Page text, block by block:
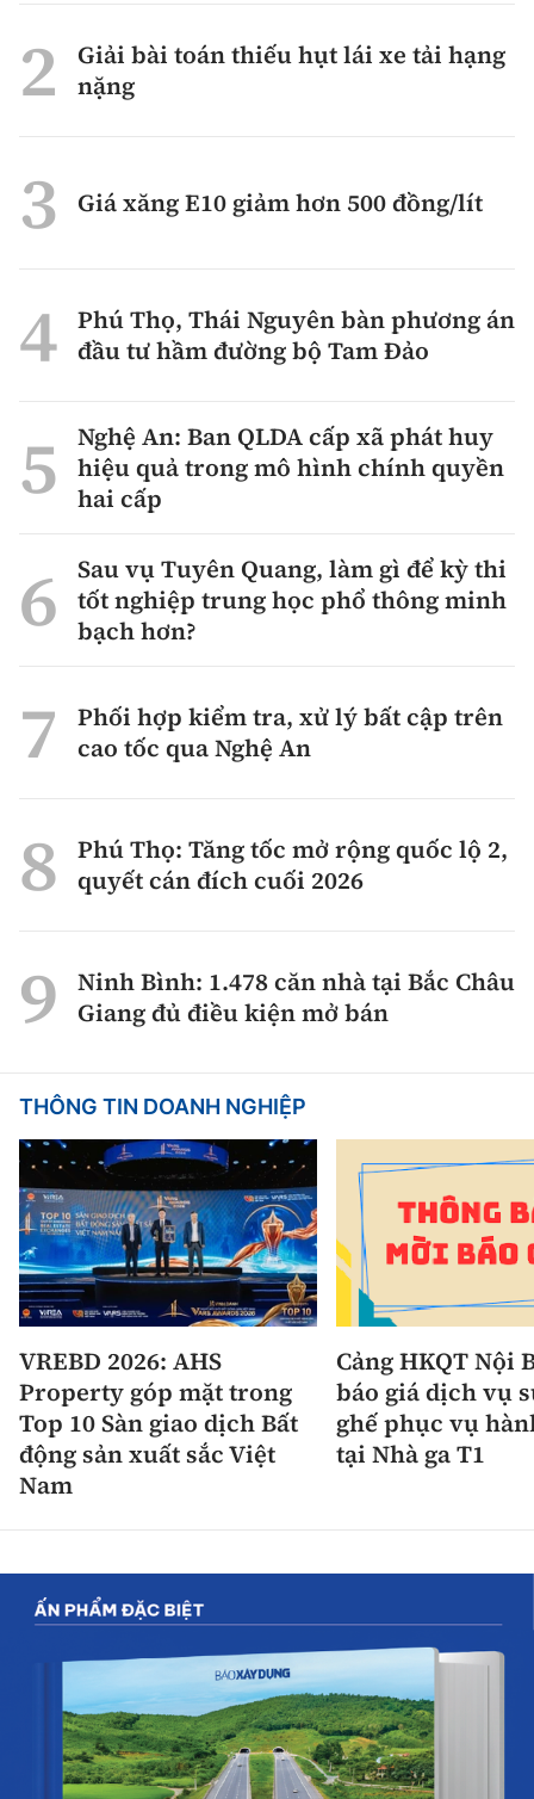
Giải bài toán thiếu hụt lái xe tải hạng
nặng
Giá xăng E10 giảm hơn 500 đồng/lít
Phú Thọ, Thái Nguyên bàn phương án
đầu tư hầm đường bộ Tam Đảo
Nghệ An: Ban QLDA cấp xã phát huy
hiệu quả trong mô hình chính quyền
hai cấp
Sau vụ Tuyên Quang, làm gì để kỳ thi
tốt nghiệp trung học phổ thông minh
bạch hơn?
Phối hợp kiểm tra, xử lý bất cập trên
cao tốc qua Nghệ An
Phú Thọ: Tăng tốc mở rộng quốc lộ 2,
quyết cán đích cuối 2026
Ninh Bình: 1.478 căn nhà tại Bắc Châu
Giang đủ điều kiện mở bán
THÔNG TIN DOANH NGHIỆP
VREBD 2026: AHS
Property góp mặt trong
Top 10 Sàn giao dịch Bất
động sản xuất sắc Việt
Nam
Cảng HKQT Nội
báo giá dịch vụ
ghế phục vụ
tại Nhà ga T1